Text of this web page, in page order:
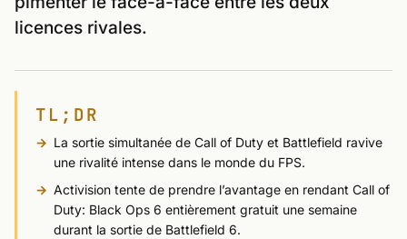
licences rivales.
TL;DR
La sortie simultanée de Call of Duty et Battlefield ravive
une rivalité intense dans le monde du FPS.
Activision tente de prendre l’avantage en rendant Call of
Duty: Black Ops 6 entièrement gratuit une semaine
durant la sortie de Battlefield 6.